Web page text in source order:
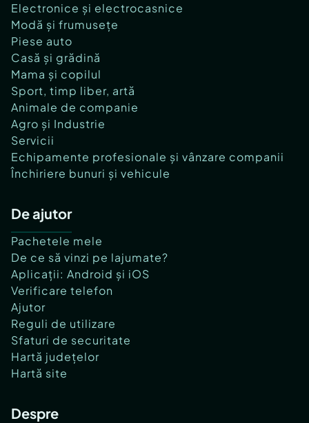
Electronice și electrocasnice
Modă și frumusețe
Piese auto
Casă și grădină
Mama și copilul
Sport, timp liber, artă
Animale de companie
Agro și Industrie
Servicii
Echipamente profesionale și vânzare companii
Închiriere bunuri și vehicule
De ajutor
Pachetele mele
De ce să vinzi pe lajumate?
Aplicații: Android și iOS
Verificare telefon
Ajutor
Reguli de utilizare
Sfaturi de securitate
Hartă județelor
Hartă site
Despre